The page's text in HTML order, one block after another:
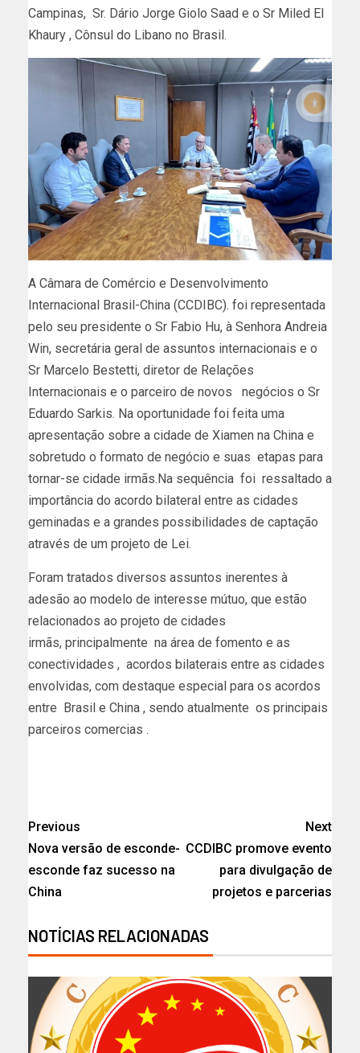
Campinas, Sr. Dário Jorge Giolo Saad e o Sr Miled El
Khaury , Cônsul do Libano no Brasil.
A Câmara de Comércio e Desenvolvimento
Internacional Brasil-China (CCDIBC). foi representada
pelo seu presidente o Sr Fabio Hu, à Senhora Andreia
Win, secretária geral de assuntos internacionais e o
Sr Marcelo Bestetti, diretor de Relações
Internacionais e o parceiro de novos negócios o Sr
Eduardo Sarkis. Na oportunidade foi feita uma
apresentação sobre a cidade de Xiamen na China e
sobretudo o formato de negócio e suas etapas para
tornar-se cidade irmãs.Na sequência foi ressaltado a
importância do acordo bilateral entre as cidades
geminadas e a grandes possibilidades de captação
através de um projeto de Lei.
Foram tratados diversos assuntos inerentes à
adesão ao modelo de interesse mútuo, que estão
relacionados ao projeto de cidades
irmãs, principalmente na área de fomento e as
conectividades , acordos bilaterais entre as cidades
envolvidas, com destaque especial para os acordos
entre Brasil e China , sendo atualmente os principais
parceiros comercias .
Previous
Nova versão de esconde-
esconde faz sucesso na
China
Next
CCDIBC promove evento
para divulgação de
projetos e parcerias
NOTÍCIAS RELACIONADAS